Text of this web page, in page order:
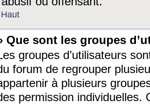
Haut
Que sont les groupes
groupes d’utilisateurs
forum de regrouper
à plusieurs
permission individuelles.